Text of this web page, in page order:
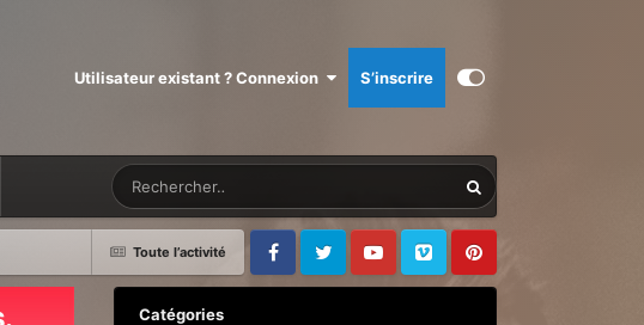
Utilisateur existant ? Connexion S’inscrire
Toute l’activité
FacebookTwitter Youtube Vimeo Pinterest
Catégories